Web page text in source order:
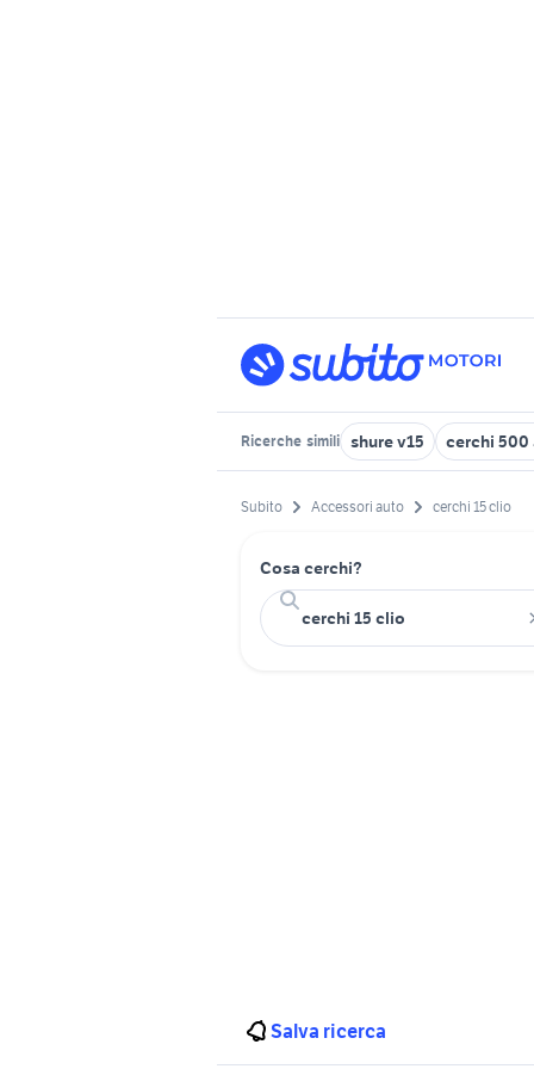
Ricerche simili shure v15 cerchi 500
Subito Accessori auto cerchi 15 clio
Cosa cerchi?
Salva ricerca